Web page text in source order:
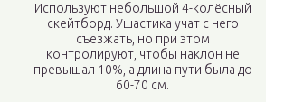
Используют небольшой 4-колёсный
скейтборд. Ушастика учат с него
съезжать, но при этом
контролируют, чтобы наклон не
превышал 10%, а длина пути была до
60-70 см.